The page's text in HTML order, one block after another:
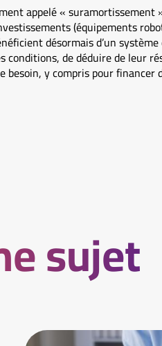
appelé « suramortissement
(équipements
désormais d’un
de déduire de leur
y compris pour financer
sujet